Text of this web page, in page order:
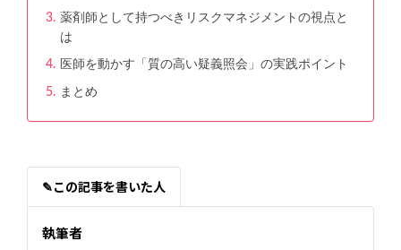
薬剤師として持つべきリスクマネジメントの視点と
は
医師を動かす「質の高い疑義照会」の実践ポイント
まとめ
✎この記事を書いた人
執筆者